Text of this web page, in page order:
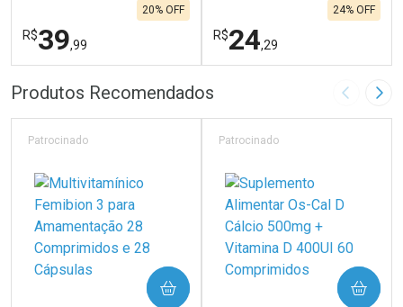
R$39,99
20% OFF
FECHAR
Laboratório
FECHAR
Por Menos
R$24,29
24% OFF
Laboratório
Por Menos
Produtos Recomendados Imagem
Patrocinado
COMPRAR
Patrocinado
COMPRAR